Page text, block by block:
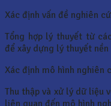
Xác định vấn đề nghiên
Tổng hợp lý thuyết từ
để xây dựng lý thuyết nền
Xác định mô hình nghiên
Thu thập và xử lý dữ liệu
liên quan đến mô hình